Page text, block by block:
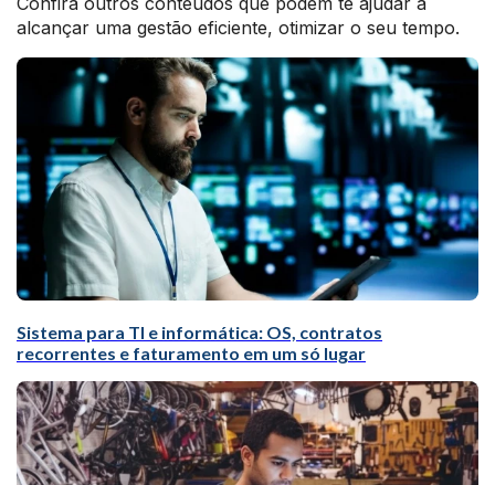
alcançar uma gestão eficiente, otimizar o seu tempo.
Sistema para TI e informática: OS, contratos
recorrentes e faturamento em um só lugar